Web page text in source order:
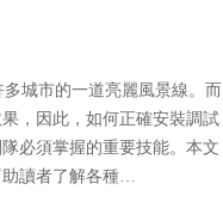
城市的一道亮麗風景線。而
，因此，如何正確安裝調試
必須掌握的重要技能。本文
讀者了解各種…